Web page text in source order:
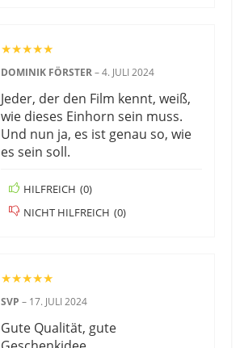
★★★★★
DOMINIK FÖRSTER–4. JULI 2024
Jeder, der den Film kennt, weiß,
wie dieses Einhorn sein muss.
Und nun ja, es ist genau so, wie
es sein soll.
HILFREICH (0)
NICHT HILFREICH (0)
★★★★★
SVP – 17. JULI 2024
Gute Qualität, gute